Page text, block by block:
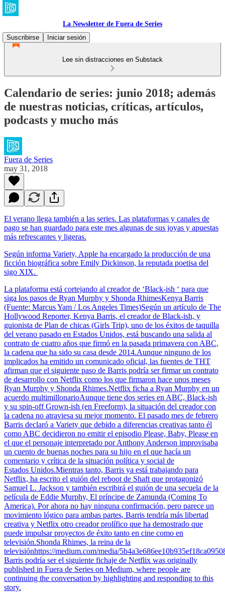
La Newsletter de Fuera de Series
Suscribirse
Iniciar sesión
Lee sin distracciones en Substack
Calendario de series: junio 2018; además
de nuestras noticias, críticas, artículos,
podcasts y mucho más
Fuera de Series
may 31, 2018
El verano llega también a las series. Las plataformas y canales de
pago se han guardado para este mes algunas de sus joyas y apuestas
más refrescantes y ligeras.
Según informa Variety, Apple ha encargado la producción de una
ficción biográfica sobre Emily Dickinson, la reputada poetisa del
sigo XIX.
La plataforma está cortejando al creador de ‘Black-ish ‘ para que
siga los pasos de Ryan Murphy y Shonda RhimesKenya Barris
(Fuente: Marcus Yam / Los Angeles Times)Según un artículo de The
Hollywood Reporter, Kenya Barris, el creador de Black-ish, y
guionista de Plan de chicas (Girls Trip), uno de los éxitos de taquilla
del verano pasado en Estados Unidos, está buscando una salida al
contrato de cuatro años que firmó en la pasada primavera con ABC,
la cadena que ha sido su casa desde 2014.Aunque ninguno de los
implicados ha emitido un comunicado oficial, las fuentes de THT
afirman que el siguiente paso de Barris podría ser firmar un contrato
de desarrollo con Netflix como los que firmaron hace unos meses
Ryan Murphy y Shonda Rhimes.Netflix ficha a Ryan Murphy en un
acuerdo multimillonarioAunque tiene dos series en ABC, Black-ish
y su spin-off Grown-ish (en Freeform), la situación del creador con
la cadena no atraviesa su mejor momento. El pasado mes de febrero
Barris declaró a Variety que debido a diferencias creativas tanto él
como ABC decidieron no emitir el episodio Please, Baby, Please en
el que el personaje interpretado por Anthony Anderson improvisaba
un cuento de buenas noches para su hijo en el que hacía un
comentario y crítica de la situación política y social de
Estados Unidos.Mientras tanto, Barris ya está trabajando para
Netflix, ha escrito el guión del reboot de Shaft que protagonizó
Samuel L. Jackson y también escribirá el guión de una secuela de la
película de Eddie Murphy, El príncipe de Zamunda (Coming To
America). Por ahora no hay ninguna confirmación, pero parece un
movimiento lógico para ambas partes, Barris tendría más libertad
creativa y Netflix otro creador prolífico que ha demostrado que
puede impulsar proyectos de éxito tanto en cine como en
televisión.Shonda Rhimes, la reina de la
televisiónhttps://medium.com/media/
Barris podría ser el siguiente fichaje de Netflix was originally
published in Fuera de Series on Medium, where people are
continuing the conversation by highlighting and responding to this
story.